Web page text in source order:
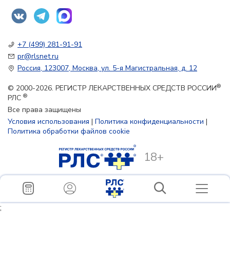
+7 (499) 281-91-91
pr@rlsnet.ru
Россия, 123007, Москва, ул. 5-я Магистральная, д. 12
© 2000-2026. РЕГИСТР ЛЕКАРСТВЕННЫХ СРЕДСТВ РОССИИ®
РЛС ®
Все права защищены
Условия использования | Политика конфиденциальности |
Политика обработки файлов cookie
18+
;